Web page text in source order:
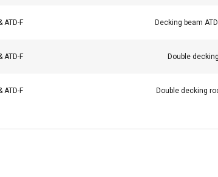
ATD-F Decking beam
ATD-F Double
ATD-F Double decking
бисквитки, за да персонализираме
с нашите партньори за реклама и анализи,
която сте им предоставили или която са